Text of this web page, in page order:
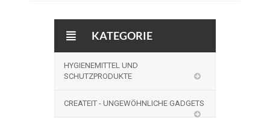
KATEGORIE
HYGIENEMITTEL UND
SCHUTZPRODUKTE
CREATEIT - UNGEWÖHNLICHE GADGETS